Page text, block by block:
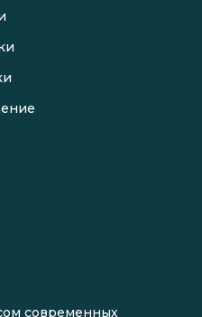
современных